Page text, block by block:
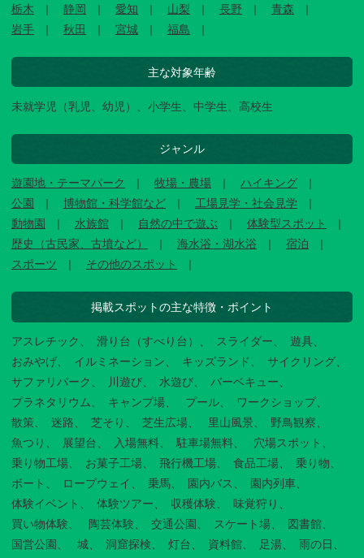
栃木
静岡 愛知 山梨 長野
青森
岩手
秋田 宮城 福島
主な対象年齢
未就学児（乳児、幼児）、小学生、中学生、高校生
ジャンル
遊園地・テーマパーク 牧場・農場
ハイキング
公園
博物館・科学館など
工場見学・社会見学
動物園
水族館 自然の中で遊ぶ
体験型スポット
歴史（古民家、古墳など）
海水浴・湖水浴
宿泊
スポーツ
その他のスポット
掲載スポットの主な特徴・ポイント
アスレチック 滑り台（すべり台） スライダー
遊具
おみやげ
イルミネーション キッズランド
サイクリング
サファリパーク
川遊び 水遊び
バーベキュー
プラネタリウム
キャンプ場 プール
ワークショップ
散策
迷路 芝そり 芝生広場 里山風景
野鳥観察
魚つり
展望台 入場無料 駐車場無料
穴場スポット
乗り物工場
お菓子工場 飛行機工場 食品工場
乗り物
ボート
ロープウェイ 乗馬 園内バス
園内列車
体験イベント
体験ツアー 収穫体験
味覚狩り
買い物体験
陶芸体験 交通公園 スケート場
図書館
国営公園
城 洞窟探検 灯台 資料館 足湯 雨の日